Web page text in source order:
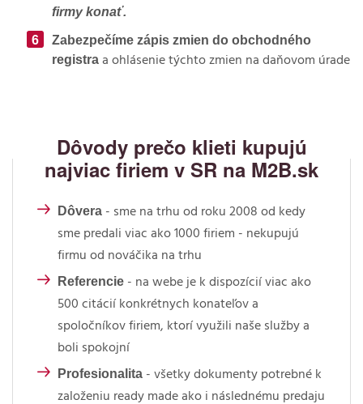
firmy konať.
Zabezpečíme zápis zmien do obchodného
registra a ohlásenie týchto zmien na daňovom úrade
Dôvody prečo klieti kupujú
najviac firiem v SR na M2B.sk
Dôvera - sme na trhu od roku 2008 od kedy
sme predali viac ako 1000 firiem - nekupujú
firmu od nováčika na trhu
Referencie - na webe je k dispozícií viac ako
500 citácií konkrétnych konateľov a
spoločníkov firiem, ktorí využili naše služby a
boli spokojní
Profesionalita - všetky dokumenty potrebné k
založeniu ready made ako i následnému predaju